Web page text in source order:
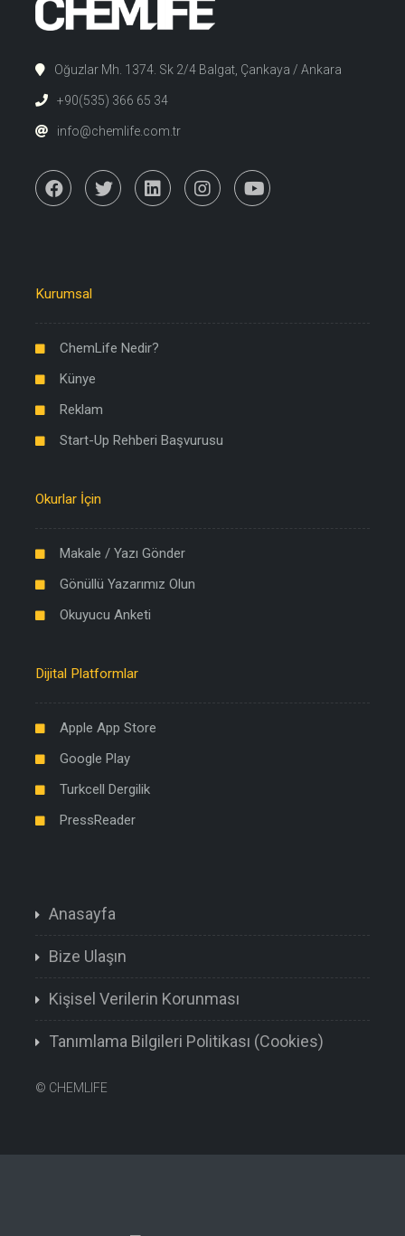
Oğuzlar Mh. 1374. Sk 2/4 Balgat, Çankaya / Ankara
+90(535) 366 65 34
info@chemlife.com.tr
Kurumsal
ChemLife Nedir?
Künye
Reklam
Start-Up Rehberi Başvurusu
Okurlar İçin
Makale / Yazı Gönder
Gönüllü Yazarımız Olun
Okuyucu Anketi
Dijital Platformlar
Apple App Store
Google Play
Turkcell Dergilik
PressReader
Anasayfa
Bize Ulaşın
Kişisel Verilerin Korunması
Tanımlama Bilgileri Politikası (Cookies)
© CHEMLIFE